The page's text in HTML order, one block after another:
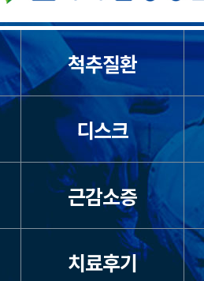
척추질환
디스크
근감소증
치료후기